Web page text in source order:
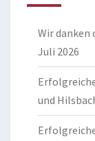
Wir danken
Juli 2026
und